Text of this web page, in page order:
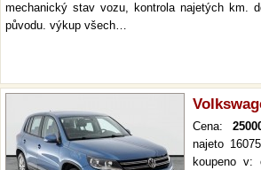
mechanický stav vozu, kontrola najetých km.
původu. výkup všech…
Cena:
najeto
koupeno v: